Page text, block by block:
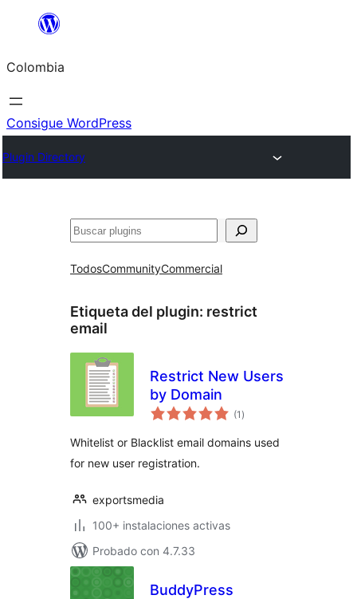
Saltar
contenido
Colombia
Consigue WordPress
Plugin Directory
Buscar
TodosCommunityCommercial
Etiqueta del plugin: restrict
email
Restrict New Users
by Domain
(1 total
de
)
Whitelist or Blacklist email domains used
for new user registration.
exportsmedia
100+ instalaciones activas
Probado con 4.7.33
BuddyPress